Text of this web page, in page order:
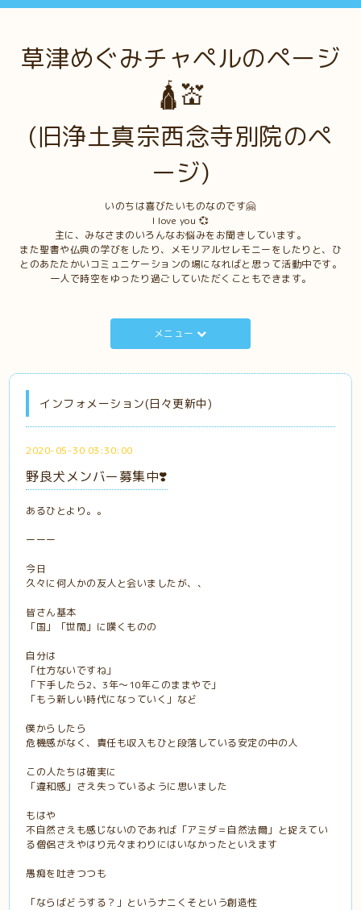
草津めぐみチャペルのページ
🛕💒
(旧浄土真宗西念寺別院のペ
ージ)
いのちは喜びたいものなのです🤗
I love you 💞
主に、みなさまのいろんなお悩みをお聞きしています。
また聖書や仏典の学びをしたり、メモリアルセレモニーをしたりと、ひ
とのあたたかいコミュニケーションの場になればと思って活動中です。
一人で時空をゆったり過ごしていただくこともできます。
メニュー
インフォメーション(日々更新中)
2020-05-30 03:30:00
野良犬メンバー募集中❣️
あるひとより。。
ーーー
今日
久々に何人かの友人と会いましたが、、
皆さん基本
「国」「世間」に嘆くものの
自分は
「仕方ないですね」
「下手したら2、3年〜10年このままやで」
「もう新しい時代になっていく」など
僕からしたら
危機感がなく、責任も収入もひと段落している安定の中の人
この人たちは確実に
「違和感」さえ失っているように思いました
もはや
不自然さえも感じないのであれば「アミダ＝自然法爾」と捉えてい
る僧侶さえやはり元々まわりにはいなかったといえます
愚痴を吐きつつも
「ならばどうする？」というナニくそという創造性